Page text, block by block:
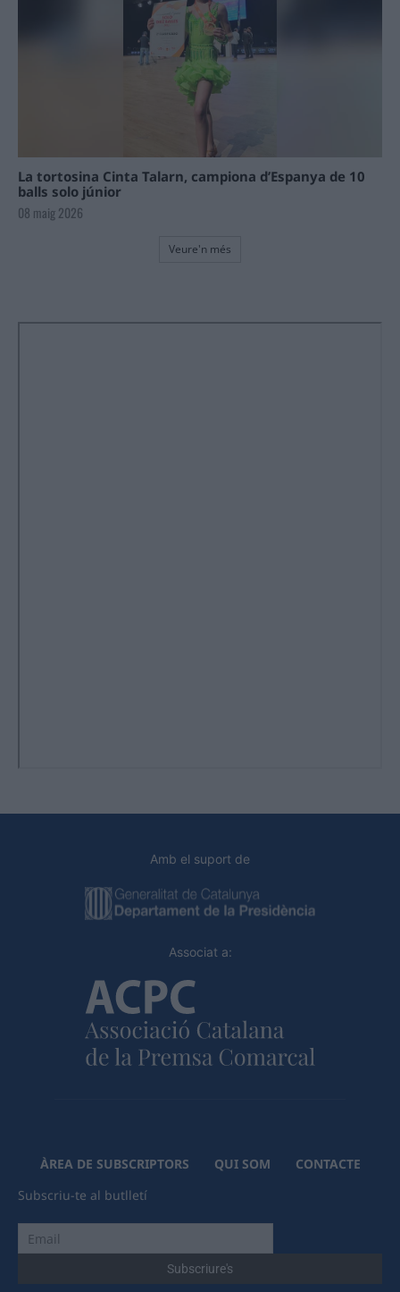
La tortosina Cinta Talarn, campiona d’Espanya de 10
balls solo júnior
08 maig 2026
Veure'n més
Amb el suport de
Associat a:
ÀREA DE SUBSCRIPTORS QUI SOM
CONTACTE
Subscriu-te al butlletí